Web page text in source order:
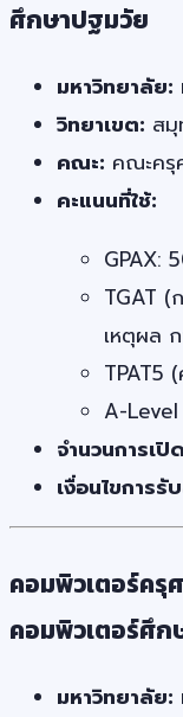
ศึกษาปฐมวัย
มหาวิทยาลัย:
วิทยาเขต: สมุ
คณะ: คณะครุ
คะแนนที่ใช้:
GPAX:
TGAT (
เหตุผล
TPAT5
A-
จำนวนการเ
เงื่อนไขการรั
คอมพิวเตอร์ครุ
คอมพิวเตอร์ศึก
มหาวิทยาลัย: